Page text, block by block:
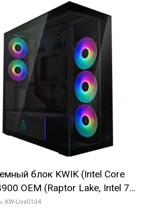
блок KWIK (Intel Core
OEM (Raptor Lake, Intel 7,
8PC// 64 ГБ ОЗУ (2
KW-Live0104